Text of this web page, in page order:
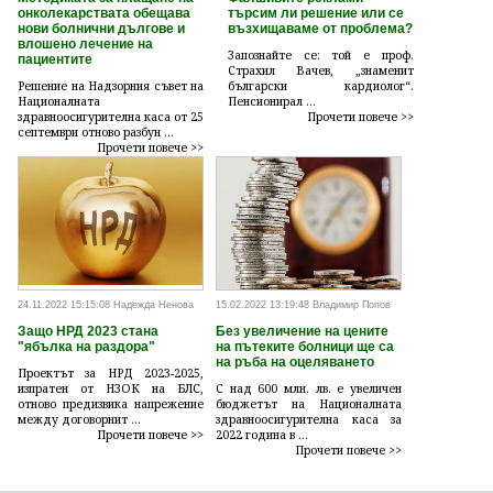
онколекарствата обещава
нови болнични дългове и
влошено лечение на
пациентите
Решение на Надзорния съвет на
Националната
здравноосигурителна каса от 25
септември отново разбун ...
Прочети повече >>
търсим ли решение или се
възхищаваме от проблема?
Запознайте се: той е проф.
Страхил Вачев, „знаменит
български кардиолог“.
Пенсионирал ...
Прочети повече >>
24.11.2022 15:15:08 Надежда Ненова
Защо НРД 2023 стана
"ябълка на раздора"
Проектът за НРД 2023-2025,
изпратен от НЗОК на БЛС,
отново предизвика напрежение
между договорнит ...
Прочети повече >>
15.02.2022 13:19:48 Владимир Попов
Без увеличение на цените
на пътеките болници ще са
на ръба на оцеляването
С над 600 млн. лв. е увеличен
бюджетът на Националната
здравноосигурителна каса за
2022 година в ...
Прочети повече >>